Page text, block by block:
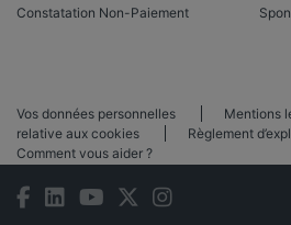
Constatation Non-Paiement
Vos données personnelles Mentions
relative aux cookies
Règlement
Comment vous aider ?